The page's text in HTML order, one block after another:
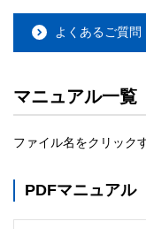
よくあるご質問
マニュアル一覧
ファイル名をクリック
PDFマニュアル